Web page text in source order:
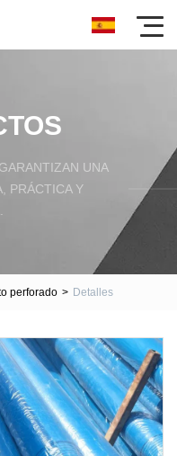
UNA
PRÁCTICA Y
perforado > Detalles